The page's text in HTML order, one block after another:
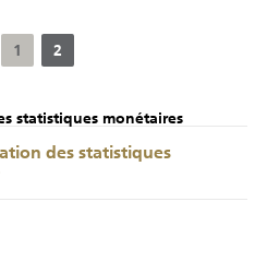
1 2
statistiques monétaires
des statistiques